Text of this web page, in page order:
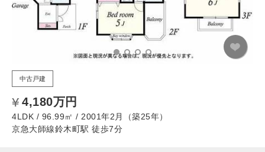
中古戸建
4,180万円
4LDK / 96.99㎡ / 2001年2月（築25年）
京急大師線鈴木町駅 徒歩7分